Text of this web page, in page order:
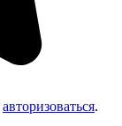
авторизоваться.